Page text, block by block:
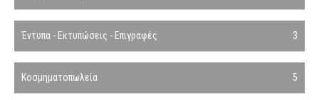
Έντυπα - Εκτυπώσεις - Επιγραφές 3
Κοσμηματοπωλεία 5